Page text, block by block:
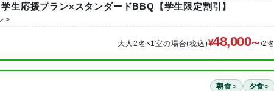
生応援プラン×スタンダードBBQ【学生限定割引】
＞
大人2名×1室の場合(税込) 48,000 /2名
朝食○ 夕食○